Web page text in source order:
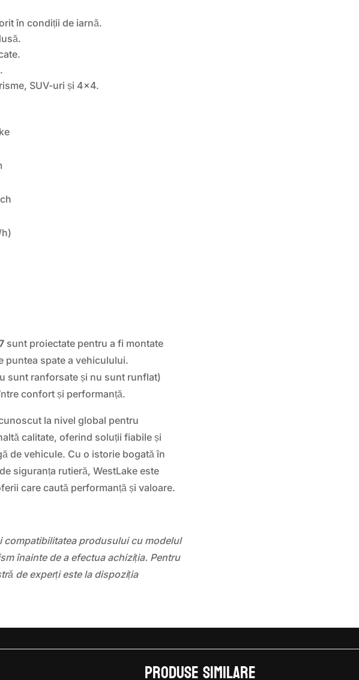
în condiții de iarnă.
SUV-uri și 4×4.
sunt proiectate pentru a fi montate
puntea spate a vehiculului.
sunt ranforsate și nu sunt runflat)
confort și performanță.
la nivel global pentru
calitate, oferind soluții fiabile și
de vehicule. Cu o istorie bogată în
siguranța rutieră, WestLake este
care caută performanță și valoare.
compatibilitatea produsului cu modelul
înainte de a efectua achiziția. Pentru
de experți este la dispoziția
Produse similare